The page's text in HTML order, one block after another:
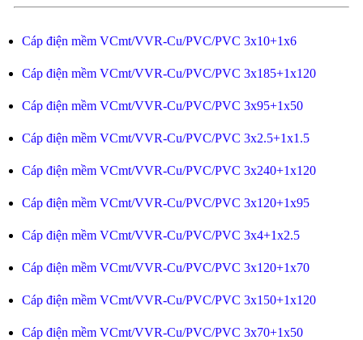
Cáp điện mềm VCmt/VVR-Cu/PVC/PVC 3x10+1x6
Cáp điện mềm VCmt/VVR-Cu/PVC/PVC 3x185+1x120
Cáp điện mềm VCmt/VVR-Cu/PVC/PVC 3x95+1x50
Cáp điện mềm VCmt/VVR-Cu/PVC/PVC 3x2.5+1x1.5
Cáp điện mềm VCmt/VVR-Cu/PVC/PVC 3x240+1x120
Cáp điện mềm VCmt/VVR-Cu/PVC/PVC 3x120+1x95
Cáp điện mềm VCmt/VVR-Cu/PVC/PVC 3x4+1x2.5
Cáp điện mềm VCmt/VVR-Cu/PVC/PVC 3x120+1x70
Cáp điện mềm VCmt/VVR-Cu/PVC/PVC 3x150+1x120
Cáp điện mềm VCmt/VVR-Cu/PVC/PVC 3x70+1x50